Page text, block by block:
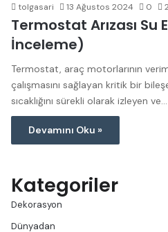
tolgasari 13 Ağustos 2024 0
Termostat Arızası Su
İnceleme)
Termostat, araç motorlarının
çalışmasını sağlayan kritik bir
sıcaklığını sürekli olarak izleyen ve…
Devamını Oku »
Kategoriler
Dekorasyon
Dünyadan